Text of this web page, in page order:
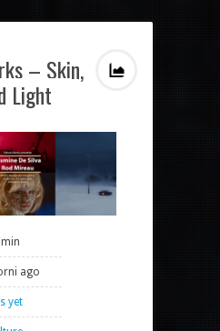
– Skin,
Light
ago
yet